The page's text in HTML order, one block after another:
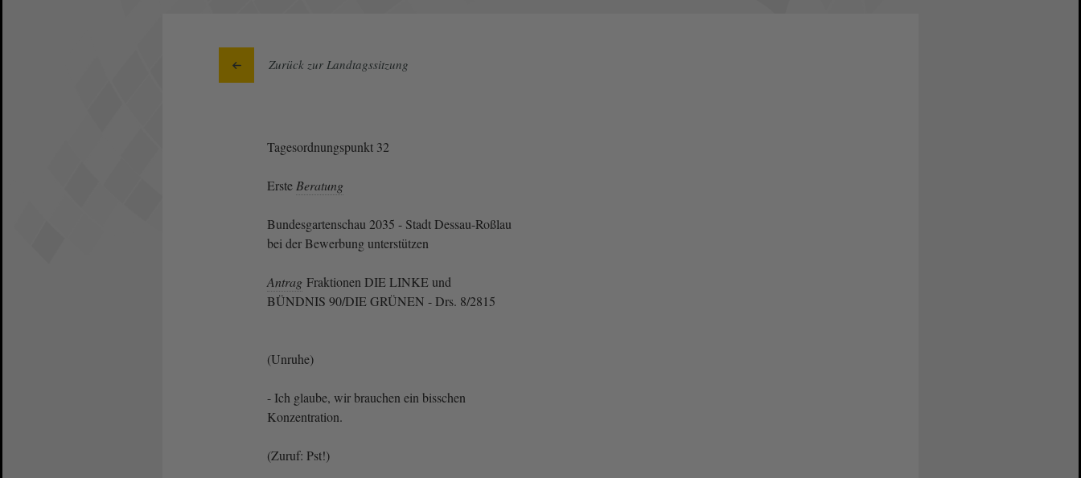
Zurück zur Landtagssitzung
Tagesordnungspunkt 32
Erste Beratung
Bundesgartenschau 2035 - Stadt Dessau-Roßlau
bei der Bewerbung unterstützen
Antrag Fraktionen DIE LINKE und
BÜNDNIS 90/DIE GRÜNEN - Drs. 8/2815
(Unruhe)
- Ich glaube, wir brauchen ein bisschen
Konzentration.
(Zuruf: Pst!)